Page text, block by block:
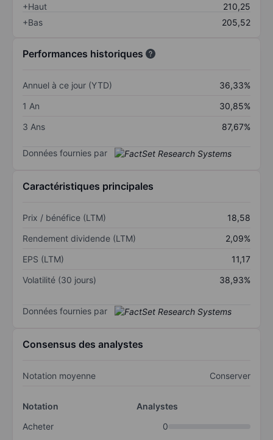
+Haut
210,25
+Bas
205,52
Performances historiques
Annuel à ce jour (YTD)
36,33%
1 An
30,85%
3 Ans
87,67%
Données fournies par
Caractéristiques principales
Prix / bénéfice (LTM)
18,58
Rendement dividende (LTM)
2,09%
EPS (LTM)
11,17
Volatilité (30 jours)
38,93%
Données fournies par
Consensus des analystes
Notation moyenne Conserver
Notation
Analystes
Acheter
0